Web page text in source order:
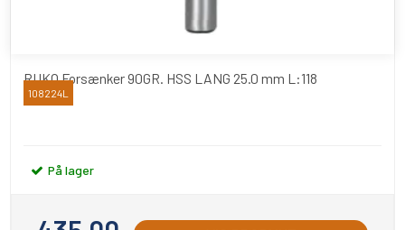
RUKO Forsænker 90GR. HSS LANG 25.0 mm L:118
RUKO
108224L
På lager